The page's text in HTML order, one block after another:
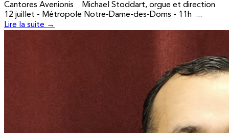
Cantores Avenionis Michael Stoddart, orgue et direction
12 juillet - Métropole Notre-Dame-des-Doms - 11h ...
Lire la suite →